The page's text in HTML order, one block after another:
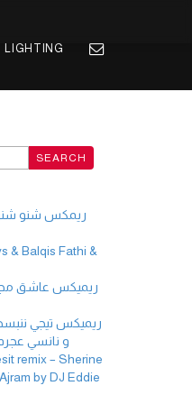
LIGHTING
ريمكس شنو شنو
& Balqis Fathi &
ريميكس عاشق
ريميكس تيجي
و نانسي
by DJ Eddie